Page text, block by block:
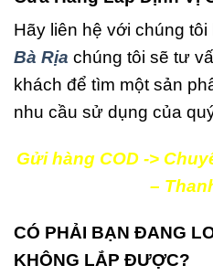
Hãy liên hệ với chúng tôi
Bà Rịa chúng tôi sẽ tư
khách để tìm một sản
nhu cầu sử dụng của
Gửi hàng COD ->
–
CÓ PHẢI BẠN ĐANG
KHÔNG LẮP ĐƯỢC?